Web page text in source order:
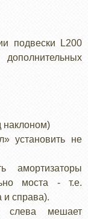
подвески L200
наклоном)
установить не
амортизаторы
моста - т.е.
и справа).
слева мешает